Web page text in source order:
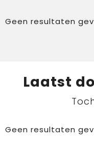
Geen resultaten
Laatst
Geen resultaten